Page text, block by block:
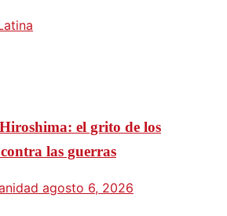
el grito de los
las guerras
agosto 6, 2026